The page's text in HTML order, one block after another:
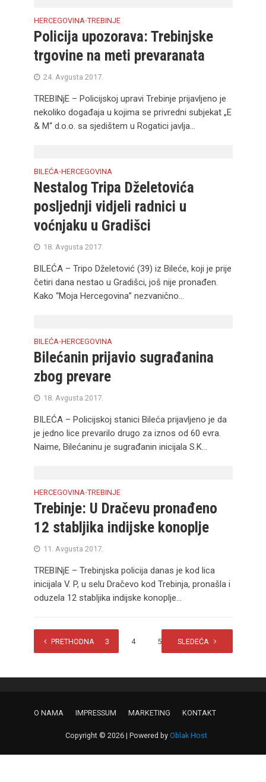
HERCEGOVINA•TREBINJE
Policija upozorava: Trebinjske
trgovine na meti prevaranata
24. Avgusta 2017.
TREBINjE – Policijskoj upravi Trebinje prijavljeno je
nekoliko događaja u kojima se privredni subjekat „E
& M“ d.o.o. sa sjedištem u Rogatici javlja...
BILEĆA•HERCEGOVINA
Nestalog Tripa Dželetovića
posljednji vidjeli radnici u
voćnjaku u Gradišci
18. Avgusta 2017.
BILEĆA – Tripo Dželetović (39) iz Bileće, koji je prije
četiri dana nestao u Gradišci, još nije pronađen.
Kako “Moja Hercegovina” nezvanično...
BILEĆA•HERCEGOVINA
Bilećanin prijavio sugrađanina
zbog prevare
18. Avgusta 2017.
BILEĆA – Policijskoj stanici Bileća prijavljeno je da
je jedno lice prevarilo drugo za iznos od 60 evra.
Naime, Bilećaninu je sugrađanin inicijala S.K...
HERCEGOVINA•TREBINJE
Trebinje: U Dračevu pronađeno
12 stabljika indijske konoplje
11. Avgusta 2017.
TREBINjE – Trebinjska policija danas je kod lica
inicijala V. P, u selu Dračevo kod Trebinja, pronašla i
oduzela 12 stabljika indijske konoplje...
PRETHODNA
1 2 3 4 5 …
SLEDEĆA
O NAMA IMPRESSUM MARKETING KONTAKT
Copyright © 2026 | Powered by Oblak Host